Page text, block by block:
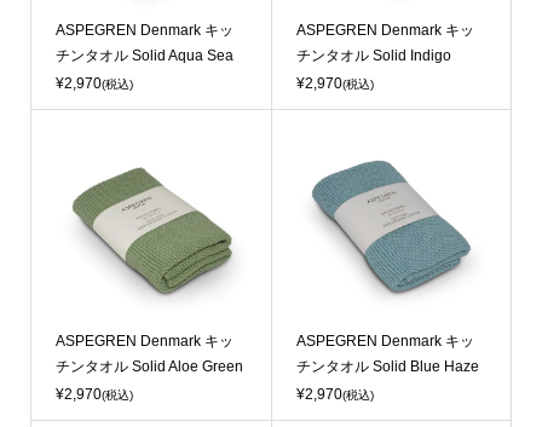
ASPEGREN Denmark キッ
チンタオル Solid Aqua Sea
¥2,970(税込)
ASPEGREN Denmark キッ
チンタオル Solid Indigo
¥2,970(税込)
ASPEGREN Denmark キッ
チンタオル Solid Aloe Green
¥2,970(税込)
ASPEGREN Denmark キッ
チンタオル Solid Blue Haze
¥2,970(税込)